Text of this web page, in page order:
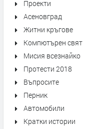
Проекти
Асеновград
Житни кръгове
Компютърен свят
Мисия всезнайко
Протести 2018
Въпросите
Перник
Автомобили
Кратки истории